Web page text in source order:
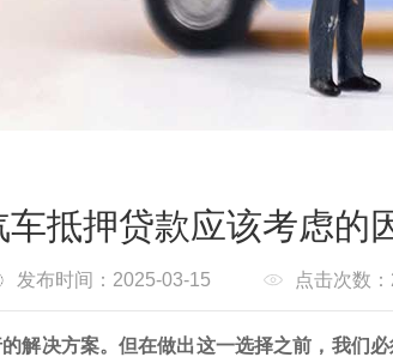
车抵押贷款应该考虑的
发布时间：2025-03-15 点击次数
解决方案。但在做出这一选择之前，我们